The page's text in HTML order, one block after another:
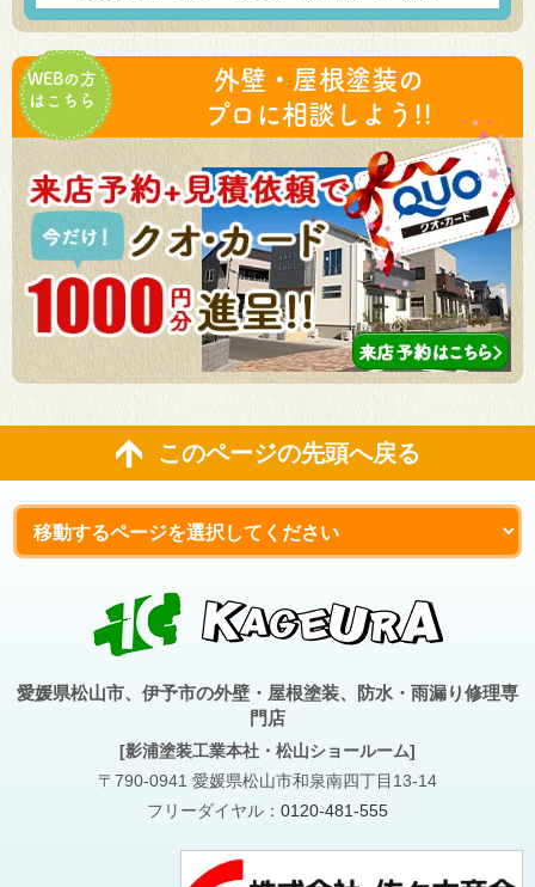
WEBの方
はこちら
外壁・屋根塗装の
プロに相談しよう!!
このページの先頭へ戻る
愛媛県松山市、伊予市の外壁・屋根塗装、防水・雨漏り修理専
門店
[影浦塗装工業本社・松山ショールーム]
〒790-0941 愛媛県松山市和泉南四丁目13-14
フリーダイヤル： 0120-481-555